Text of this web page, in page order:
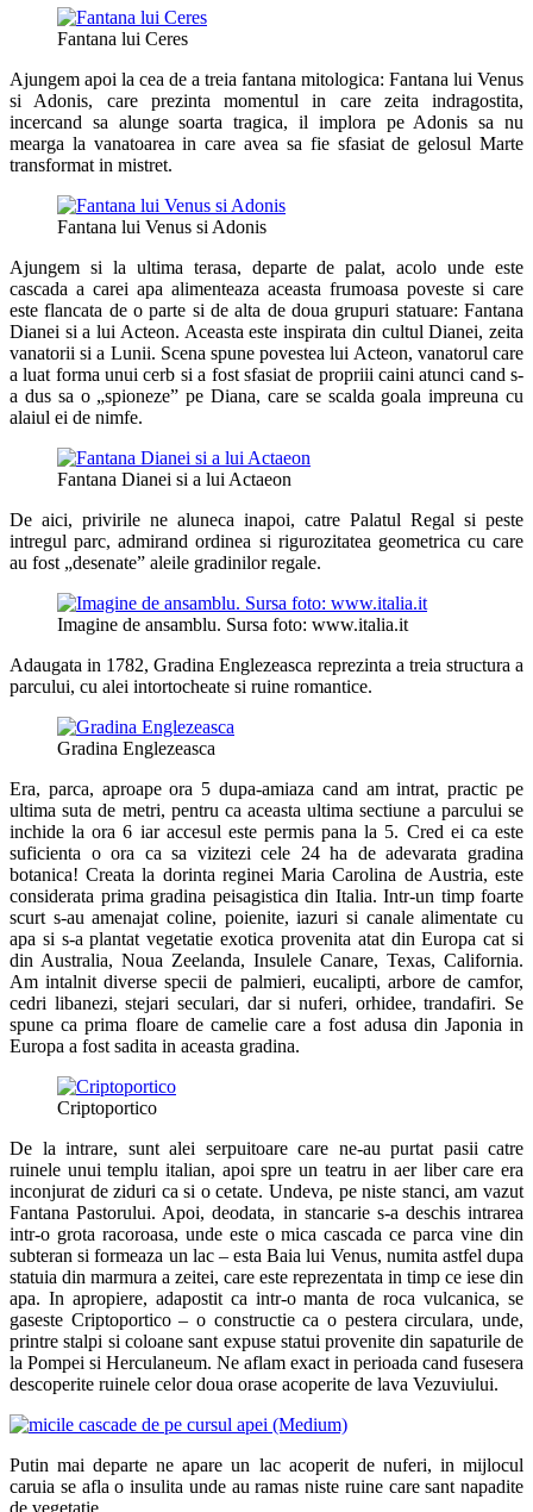
Fantana lui Ceres
Ajungem apoi la cea de a treia fantana mitologica: Fantana lui Venus
si Adonis, care prezinta momentul in care zeita indragostita,
incercand sa alunge soarta tragica, il implora pe Adonis sa nu
mearga la vanatoarea in care avea sa fie sfasiat de gelosul Marte
transformat in mistret.
Fantana lui Venus si Adonis
Ajungem si la ultima terasa, departe de palat, acolo unde este
cascada a carei apa alimenteaza aceasta frumoasa poveste si care
este flancata de o parte si de alta de doua grupuri statuare: Fantana
Dianei si a lui Acteon. Aceasta este inspirata din cultul Dianei, zeita
vanatorii si a Lunii. Scena spune povestea lui Acteon, vanatorul care
a luat forma unui cerb si a fost sfasiat de propriii caini atunci cand s-
a dus sa o „spioneze” pe Diana, care se scalda goala impreuna cu
alaiul ei de nimfe.
Fantana Dianei si a lui Actaeon
De aici, privirile ne aluneca inapoi, catre Palatul Regal si peste
intregul parc, admirand ordinea si rigurozitatea geometrica cu care
au fost „desenate” aleile gradinilor regale.
Imagine de ansamblu. Sursa foto: www.italia.it
Adaugata in 1782, Gradina Englezeasca reprezinta a treia structura a
parcului, cu alei intortocheate si ruine romantice.
Gradina Englezeasca
Era, parca, aproape ora 5 dupa-amiaza cand am intrat, practic pe
ultima suta de metri, pentru ca aceasta ultima sectiune a parcului se
inchide la ora 6 iar accesul este permis pana la 5. Cred ei ca este
suficienta o ora ca sa vizitezi cele 24 ha de adevarata gradina
botanica! Creata la dorinta reginei Maria Carolina de Austria, este
considerata prima gradina peisagistica din Italia. Intr-un timp foarte
scurt s-au amenajat coline, poienite, iazuri si canale alimentate cu
apa si s-a plantat vegetatie exotica provenita atat din Europa cat si
din Australia, Noua Zeelanda, Insulele Canare, Texas, California.
Am intalnit diverse specii de palmieri, eucalipti, arbore de camfor,
cedri libanezi, stejari seculari, dar si nuferi, orhidee, trandafiri. Se
spune ca prima floare de camelie care a fost adusa din Japonia in
Europa a fost sadita in aceasta gradina.
Criptoportico
De la intrare, sunt alei serpuitoare care ne-au purtat pasii catre
ruinele unui templu italian, apoi spre un teatru in aer liber care era
inconjurat de ziduri ca si o cetate. Undeva, pe niste stanci, am vazut
Fantana Pastorului. Apoi, deodata, in stancarie s-a deschis intrarea
intr-o grota racoroasa, unde este o mica cascada ce parca vine din
subteran si formeaza un lac – esta Baia lui Venus, numita astfel dupa
statuia din marmura a zeitei, care este reprezentata in timp ce iese din
apa. In apropiere, adapostit ca intr-o manta de roca vulcanica, se
gaseste Criptoportico – o constructie ca o pestera circulara, unde,
printre stalpi si coloane sant expuse statui provenite din sapaturile de
la Pompei si Herculaneum. Ne aflam exact in perioada cand fusesera
descoperite ruinele celor doua orase acoperite de lava Vezuviului.
Putin mai departe ne apare un lac acoperit de nuferi, in mijlocul
caruia se afla o insulita unde au ramas niste ruine care sant napadite
de vegetatie.